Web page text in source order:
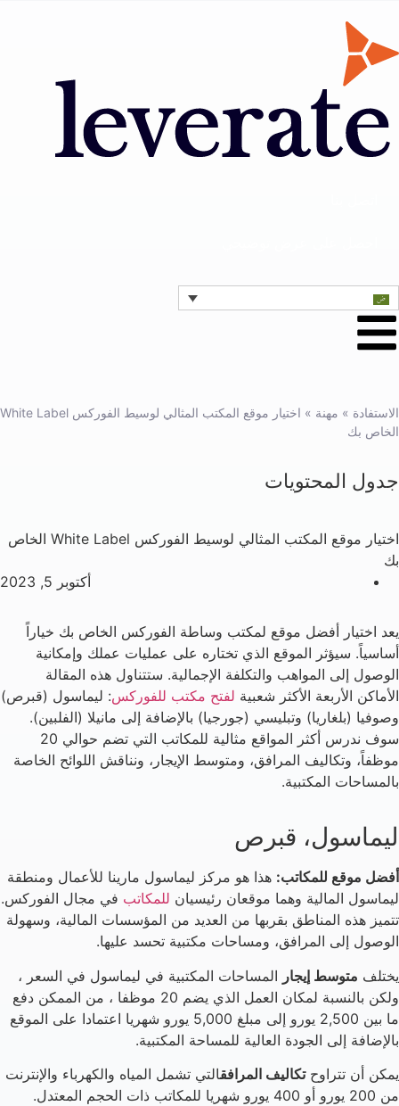
الاستفادة » مهنة »
اختيار موقع المكتب المثالي لوسيط الفوركس White Label
الخاص بك
جدول المحتويات
اختيار موقع المكتب المثالي لوسيط الفوركس White Label الخاص
بك
أكتوبر 5, 2023
يعد اختيار أفضل موقع لمكتب وساطة الفوركس الخاص بك خياراً
أساسياً. سيؤثر الموقع الذي تختاره على عمليات عملك وإمكانية
الوصول إلى المواهب والتكلفة الإجمالية. ستتناول هذه المقالة
الأماكن الأربعة الأكثر شعبية لفتح مكتب للفوركس: ليماسول (قبرص)
وصوفيا (بلغاريا) وتبليسي (جورجيا) بالإضافة إلى مانيلا (الفلبين).
سوف ندرس أكثر المواقع مثالية للمكاتب التي تضم حوالي 20
موظفاً، وتكاليف المرافق، ومتوسط الإيجار، ونناقش اللوائح الخاصة
بالمساحات المكتبية.
ليماسول، قبرص
أفضل موقع للمكاتب: هذا هو مركز ليماسول مارينا للأعمال ومنطقة
ليماسول المالية وهما موقعان رئيسيان للمكاتب في مجال الفوركس.
تتميز هذه المناطق بقربها من العديد من المؤسسات المالية، وسهولة
الوصول إلى المرافق، ومساحات مكتبية تحسد عليها.
يختلف متوسط إيجار المساحات المكتبية في ليماسول في السعر ،
ولكن بالنسبة لمكان العمل الذي يضم 20 موظفا ، من الممكن دفع
ما بين 2,500 يورو إلى مبلغ 5,000 يورو شهريا اعتمادا على الموقع
بالإضافة إلى الجودة العالية للمساحة المكتبية.
يمكن أن تتراوحتكاليف المرافقالتي تشمل المياه والكهرباء والإنترنت
من 200 يورو أو 400 يورو شهريا للمكاتب ذات الحجم المعتدل.